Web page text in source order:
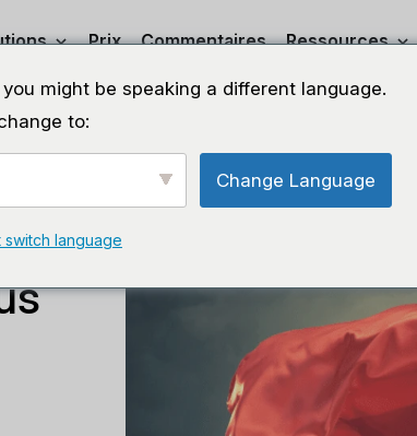
Prix Commentaires Ressources
might be speaking a different language.
to:
Change Language
language